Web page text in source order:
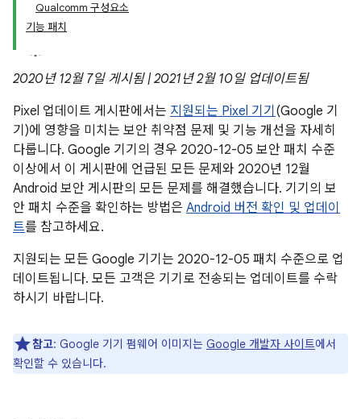
Qualcomm 구성요소
기능 패치
2020년 12월 7일 게시됨 | 2021년 2월 10일 업데이트됨
Pixel 업데이트 게시판에서는 지원되는 Pixel 기기 (Google 기
기)에 영향을 미치는 보안 취약점 문제 및 기능 개선을 자세히
다룹니다. Google 기기의 경우 2020-12-05 보안 패치 수준
이상에서 이 게시판에 언급된 모든 문제와 2020년 12월
Android 보안 게시판의 모든 문제를 해결했습니다. 기기의 보
안 패치 수준을 확인하는 방법은 Android 버전 확인 및 업데이
트를 참고하세요.
지원되는 모든 Google 기기는 2020-12-05 패치 수준으로 업
데이트됩니다. 모든 고객은 기기로 전송되는 업데이트를 수락
하시기 바랍니다.
참고: Google 기기 펌웨어 이미지는 Google 개발자 사이트에서
확인할 수 있습니다.